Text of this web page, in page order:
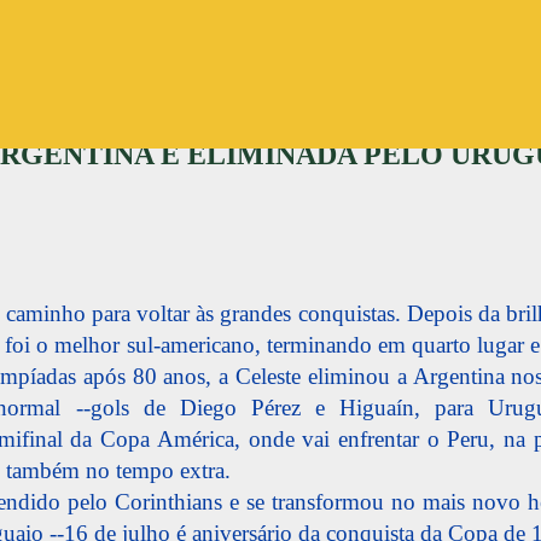
É ELIMINADA PELO
para voltar às grandes conquistas. Depois da
o melhor sul-americano, terminando em quarto lugar
após 80 anos, a Celeste eliminou a Argentina
--gols de Diego Pérez e Higuaín, para
da Copa América, onde vai enfrentar o Peru, na
no tempo extra.
pelo Corinthians e se transformou no mais novo
--16 de julho é aniversário da conquista da Copa de